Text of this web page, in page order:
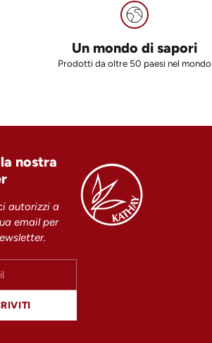
Un mondo di sapori
Prodotti da oltre 50 paesi nel mondo
nostra
autorizzi a
email per